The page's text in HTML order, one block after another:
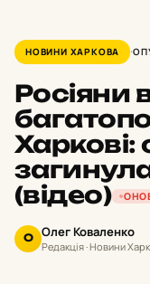
НОВИНИ ХАРКОВА
Росіяни
(відео)
О Олег Коваленко
Редакція · Новини